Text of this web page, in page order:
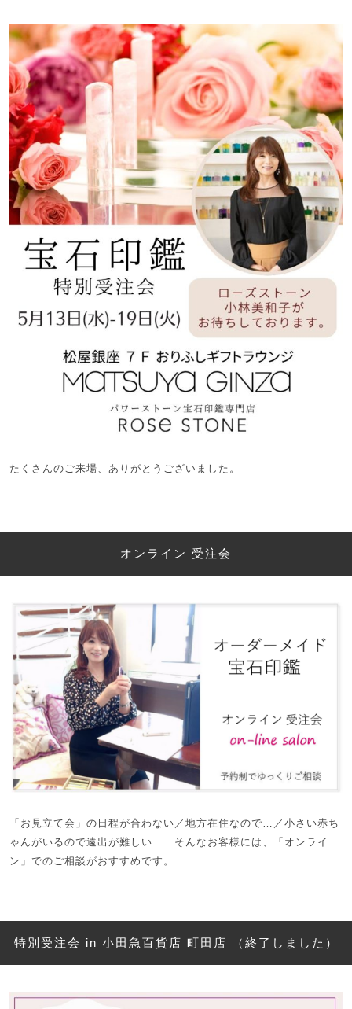
たくさんのご来場、ありがとうございました。
オンライン 受注会
「お見立て会」の日程が合わない／地方在住なので…／小さい赤ち
ゃんがいるので遠出が難しい… そんなお客様には、「オンライ
ン」でのご相談がおすすめです。
特別受注会 in 小田急百貨店 町田店 （終了しました）